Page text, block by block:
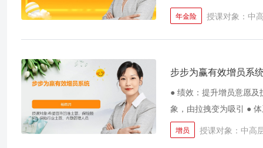
年金险 授课对象：中
步步为赢有效增员系
● 绩效：提升增员意愿
象，由拉拽变为吸引 ●
增员 授课对象：中高